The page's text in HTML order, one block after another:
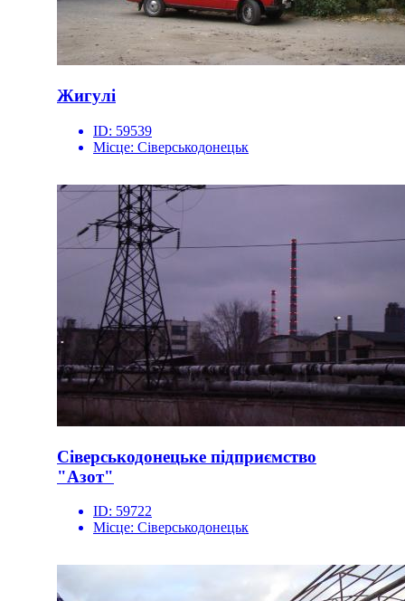
Жигулі
ID: 59539
Місце: Сіверськодонецьк
Сіверськодонецьке підприємство
"Азот"
ID: 59722
Місце: Сіверськодонецьк